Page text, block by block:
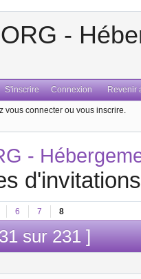
-
S'inscrire Connexion Revenir
vous connecter ou vous inscrire.
-
d'invitations
6 7 8
sur 231 ]